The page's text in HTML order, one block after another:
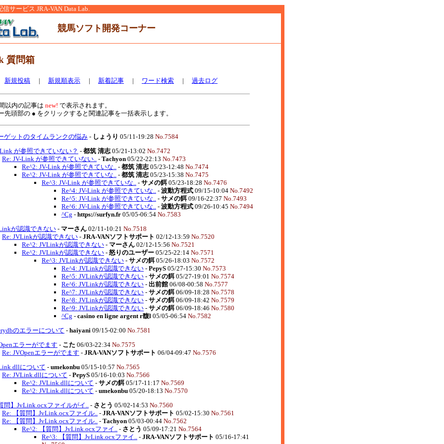
サービス JRA-VAN Data Lab.
競馬ソフト開発コーナー
質問箱
新規投稿 | 新規順表示 | 新着記事 | ワード検索 | 過去ログ
以内の記事は new! で表示されます。
頭部の ● をクリックすると関連記事を一括表示します。
ゲットのタイムランクの悩み - しょうり 05/11-19:28 No.7584
が参照できていない？ - 都筑 清志05/21-13:02 No.7472
Re: JV-Link が参照できていない.. - Tachyon 05/22-22:13 No.7473
Re^2: JV-Link が参照できていな.. - 都筑 清志05/23-12:48 No.7474
Re^2: JV-Link が参照できていな.. - 都筑 清志05/23-15:38 No.7475
Re^3: JV-Link が参照できていな.. - サメの餌05/23-18:28 No.7476
Re^4: JV-Link が参照できていな.. - 波動方程式 09/15-10:04 No.7492
Re^5: JV-Link が参照できていな.. - サメの餌09/16-22:37 No.7493
Re^6: JV-Link が参照できていな.. - 波動方程式 09/26-10:45 No.7494
^Cg - https://surfyn.fr 05/05-06:54 No.7583
が認識できない - マーさん 02/11-10:21 No.7518
Re: JVLinkが認識できない - JRA-VANソフトサポート 02/12-13:59 No.7520
Re^2: JVLinkが認識できない - マーさん 02/12-15:56 No.7521
Re^2: JVLinkが認識できない - 怒りのユーザー 05/25-22:14 No.7571
Re^3: JVLinkが認識できない - サメの餌05/26-18:03 No.7572
Re^4: JVLinkが認識できない - PepyS 05/27-15:30 No.7573
Re^5: JVLinkが認識できない - サメの餌05/27-19:01 No.7574
Re^6: JVLinkが認識できない - 出前館 06/08-00:58 No.7577
Re^7: JVLinkが認識できない - サメの餌06/09-18:28 No.7578
Re^8: JVLinkが認識できない - サメの餌06/09-18:42 No.7579
Re^9: JVLinkが認識できない - サメの餌06/09-18:46 No.7580
^Cg - casino en ligne argent r馥l 05/05-06:54 No.7582
のエラーについて - haiyani 09/15-02:00 No.7581
エラーがでます - こた 06/03-22:34 No.7575
Re: JVOpenエラーがでます - JRA-VANソフトサポート 06/04-09:47 No.7576
について - umekonbu 05/15-10:57 No.7565
Re: JVLink.dllについて - PepyS 05/16-10:03 No.7566
Re^2: JVLink.dllについて - サメの餌05/17-11:17 No.7569
Re^2: JVLink.dllについて - umekonbu 05/20-18:13 No.7570
問】JvLink.ocxファイルがイ.. - さとう 05/02-14:53 No.7560
Re: 【質問】JvLink.ocxファイル.. - JRA-VANソフトサポート 05/02-15:30 No.7561
Re: 【質問】JvLink.ocxファイル.. - Tachyon 05/03-00:44 No.7562
Re^2: 【質問】JvLink.ocxファイ.. - さとう 05/09-17:21 No.7564
Re^3: 【質問】JvLink.ocxファイ.. - JRA-VANソフトサポート 05/16-17:41